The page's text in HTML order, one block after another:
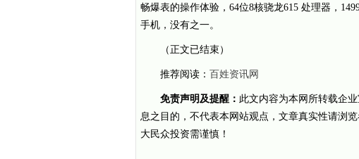
畅爆表的操作体验，64位8核骁龙615 处理器，
手机，没有之一。
（正文已结束）
推荐阅读： 百姓资讯网
免责声明及提醒： 此文内容为本网所转载企
息之目的，不代表本网站观点，文章真实性请浏
大民众投资需谨慎！